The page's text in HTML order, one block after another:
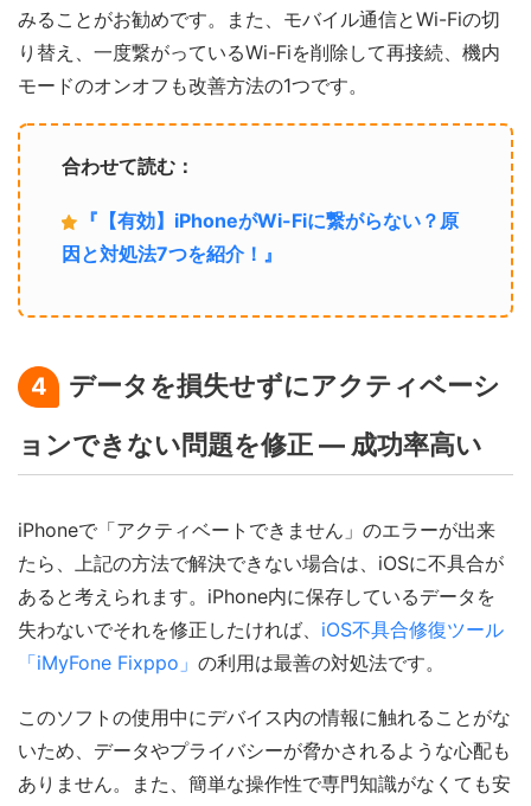
みることがお勧めです。また、モバイル通信とWi-Fiの切
り替え、一度繋がっているWi-Fiを削除して再接続、機内
モードのオンオフも改善方法の1つです。
合わせて読む：
『【有効】iPhoneがWi-Fiに繋がらない？原
因と対処法7つを紹介！』
4
データを損失せずにアクティベーシ
ョンできない問題を修正 ― 成功率高い
iPhoneで「アクティベートできません」のエラーが出来
たら、上記の方法で解決できない場合は、iOSに不具合が
あると考えられます。iPhone内に保存しているデータを
失わないでそれを修正したければ、 iOS不具合修復ツール
「iMyFone Fixppo」 の利用は最善の対処法です。
このソフトの使用中にデバイス内の情報に触れることがな
いため、データやプライバシーが脅かされるような心配も
ありません。また、簡単な操作性で専門知識がなくても安